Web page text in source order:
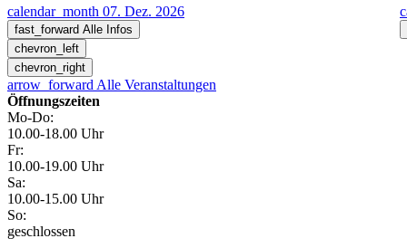
calendar_month 07. Dez. 2026
fast_forward Alle Infos
chevron_left
chevron_right
arrow_forward Alle Veranstaltungen
Öffnungszeiten
Mo-Do:
10.00-18.00 Uhr
Fr:
10.00-19.00 Uhr
Sa:
10.00-15.00 Uhr
So:
geschlossen